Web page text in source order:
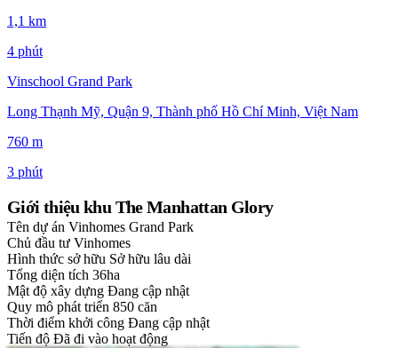
1,1 km
4 phút
Vinschool Grand Park
Long Thạnh Mỹ, Quận 9, Thành phố Hồ Chí Minh, Việt Nam
760 m
3 phút
Giới thiệu khu The Manhattan Glory
Tên dự án Vinhomes Grand Park
Chủ đầu tư Vinhomes
Hình thức sở hữu Sở hữu lâu dài
Tổng diện tích 36ha
Mật độ xây dựng Đang cập nhật
Quy mô phát triển 850 căn
Thời điểm khởi công Đang cập nhật
Tiến độ Đã đi vào hoạt động